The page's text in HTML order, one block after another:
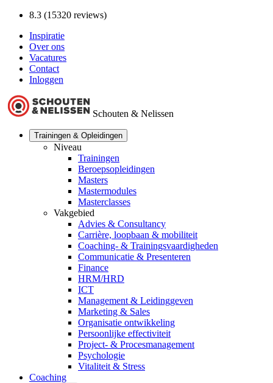
8.3 (15320 reviews)
Inspiratie
Over ons
Vacatures
Contact
Inloggen
Schouten & Nelissen
Trainingen & Opleidingen
Niveau
Trainingen
Beroepsopleidingen
Masters
Mastermodules
Masterclasses
Vakgebied
Advies & Consultancy
Carrière, loopbaan & mobiliteit
Coaching- & Trainingsvaardigheden
Communicatie & Presenteren
Finance
HRM/HRD
ICT
Management & Leidinggeven
Marketing & Sales
Organisatie ontwikkeling
Persoonlijke effectiviteit
Project- & Procesmanagement
Psychologie
Vitaliteit & Stress
Coaching